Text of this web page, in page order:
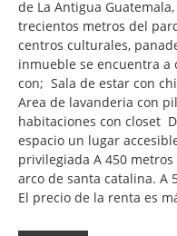
de La Antigua
trecientos metros del
centros culturales,
inmueble se encuentra a
con; Sala de estar con
Area de lavanderia con
habitaciones con closet
espacio un lugar
privilegiada A 450
arco de santa catalina. A
El precio de la renta es